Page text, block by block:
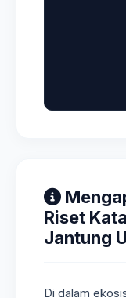
Riset
Jantung
Di dalam